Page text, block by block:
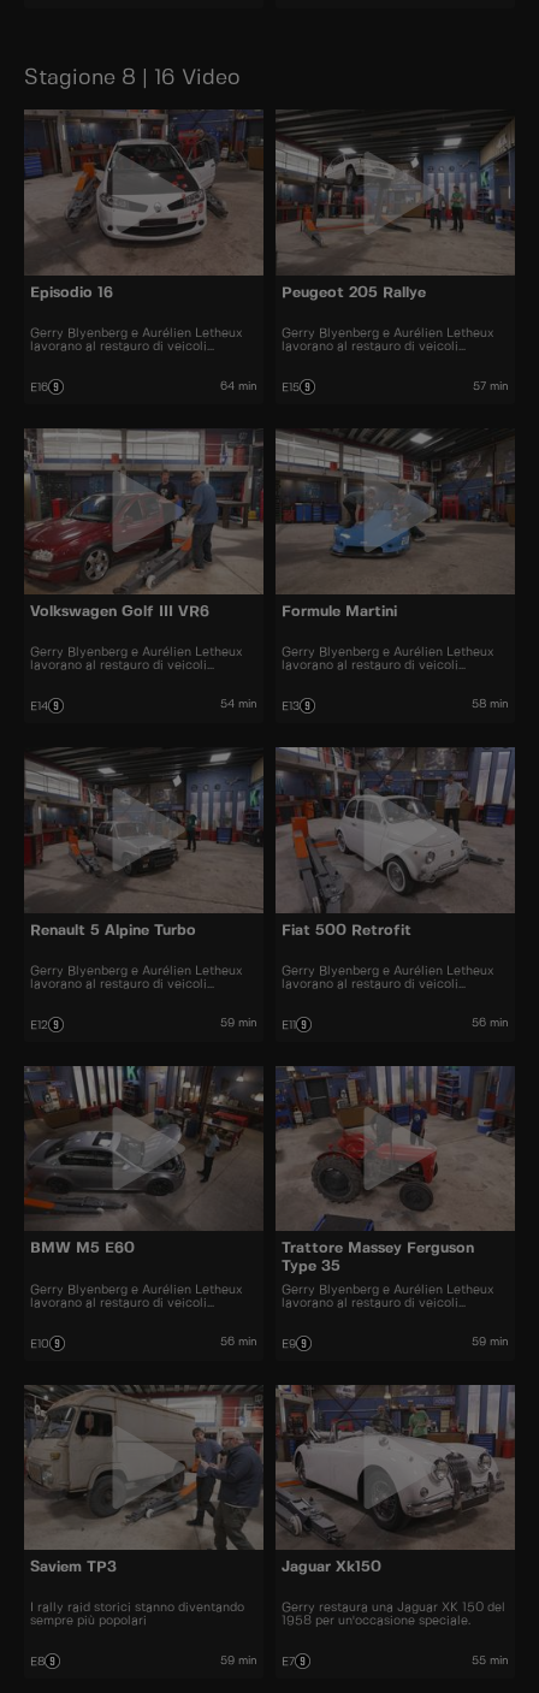
Stagione 8 | 16 Video
Episodio 16
Gerry Blyenberg e Aurélien Letheux
lavorano al restauro di veicoli
E16 64 min
Peugeot 205 Rallye
Gerry Blyenberg e Aurélien Letheux
lavorano al restauro di veicoli
E15 57 min
Volkswagen Golf III VR6
Gerry Blyenberg e Aurélien Letheux
lavorano al restauro di veicoli
E14 54 min
Formule Martini
Gerry Blyenberg e Aurélien Letheux
lavorano al restauro di veicoli
E13 58 min
Renault 5 Alpine Turbo
Gerry Blyenberg e Aurélien Letheux
lavorano al restauro di veicoli
E12 59 min
Fiat 500 Retrofit
Gerry Blyenberg e Aurélien Letheux
lavorano al restauro di veicoli
E11 56 min
BMW M5 E60
Gerry Blyenberg e Aurélien Letheux
lavorano al restauro di veicoli
E10 56 min
Trattore Massey Ferguson
Type 35
Gerry Blyenberg e Aurélien Letheux
lavorano al restauro di veicoli
E9 59 min
Saviem TP3
I rally raid storici stanno diventando
sempre più popolari
E8 59 min
Jaguar Xk150
Gerry restaura una Jaguar XK 150 del
1958 per un'occasione speciale.
E7 55 min